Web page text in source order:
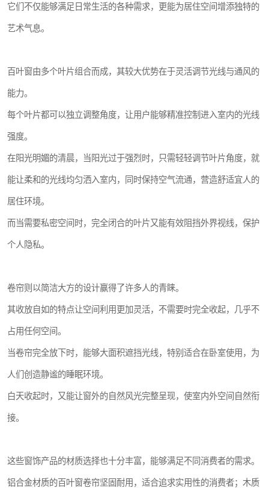
它们不仅能够满足日常生活的各种需求，更能为居住空间增添独特的
艺术气息。
百叶窗由多个叶片组合而成，其较大优势在于灵活调节光线与通风的
能力。
每个叶片都可以独立调整角度，让用户能够精准控制进入室内的光线
强度。
在阳光明媚的清晨，当阳光过于强烈时，只需轻轻调节叶片角度，就
能让柔和的光线均匀洒入室内，同时保持空气流通，营造舒适宜人的
居住环境。
而当需要私密空间时，完全闭合的叶片又能有效阻挡外界视线，保护
个人隐私。
卷帘则以简洁大方的设计赢得了许多人的青睐。
其收放自如的特点让空间利用更加灵活，不需要时完全收起，几乎不
占用任何空间。
当卷帘完全放下时，能够大面积遮挡光线，特别适合在卧室使用，为
人们创造静谧的睡眠环境。
白天收起时，又能让窗外的自然风光完整呈现，使室内外空间自然衔
接。
这些窗饰产品的材质选择也十分丰富，能够满足不同消费者的需求。
铝合金材质的百叶窗卷帘坚固耐用，适合追求实用性的消费者；木质